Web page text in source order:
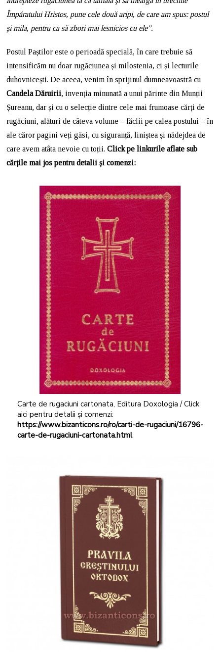
Împăratului Hristos, pune cele două aripi, de care am spus: postul
şi mila, pentru ca să zbori mai lesnicios cu ele”.
Postul Paștilor este o perioadă specială, în care trebuie să
intensificăm nu doar rugăciunea și milostenia, ci și lecturile
duhovnicești. De aceea, venim în sprijinul dumneavoastră cu
Candela Dăruirii, invenția minunată a unui părinte din Munții
Șureanu, dar și cu o selecție dintre cele mai frumoase cărți de
rugăciuni, alături de câteva volume – făclii pe calea postului – în
ale căror pagini veți găsi, cu siguranță, liniștea și nădejdea de
care avem atâta nevoie cu toții.Click pe linkurile aflate sub
cărțile mai jos pentru detalii și comenzi:
Carte de rugaciuni cartonata, Editura Doxologia / Click
aici pentru detalii și comenzi:
https://www.bizanticons.ro/ro/carti-de-rugaciuni/16796-
carte-de-rugaciuni-cartonata.html